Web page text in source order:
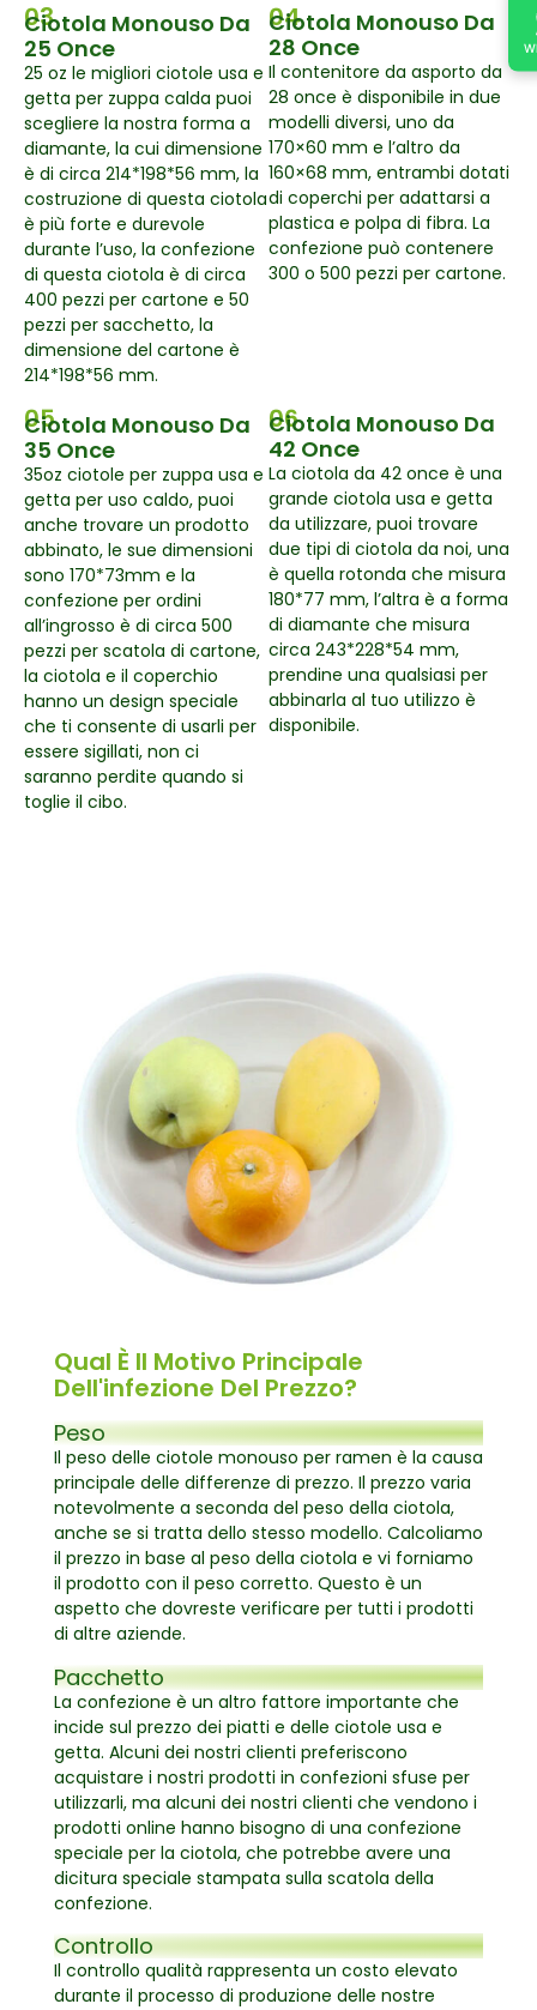
03
Ciotola Monouso Da
25 Once
25 oz le migliori ciotole usa e
getta per zuppa calda puoi
scegliere la nostra forma a
diamante, la cui dimensione
è di circa 214*198*56 mm, la
costruzione di questa ciotola
è più forte e durevole
durante l’uso, la confezione
di questa ciotola è di circa
400 pezzi per cartone e 50
pezzi per sacchetto, la
dimensione del cartone è
214*198*56 mm.
04
Ciotola Monouso Da
28 Once
Il contenitore da asporto da
28 once è disponibile in due
modelli diversi, uno da
170×60 mm e l’altro da
160×68 mm, entrambi dotati
di coperchi per adattarsi a
plastica e polpa di fibra. La
confezione può contenere
300 o 500 pezzi per cartone.
05
Ciotola Monouso Da
35 Once
35oz ciotole per zuppa usa e
getta per uso caldo, puoi
anche trovare un prodotto
abbinato, le sue dimensioni
sono 170*73mm e la
confezione per ordini
all’ingrosso è di circa 500
pezzi per scatola di cartone,
la ciotola e il coperchio
hanno un design speciale
che ti consente di usarli per
essere sigillati, non ci
saranno perdite quando si
toglie il cibo.
06
Ciotola Monouso Da
42 Once
La ciotola da 42 once è una
grande ciotola usa e getta
da utilizzare, puoi trovare
due tipi di ciotola da noi, una
è quella rotonda che misura
180*77 mm, l’altra è a forma
di diamante che misura
circa 243*228*54 mm,
prendine una qualsiasi per
abbinarla al tuo utilizzo è
disponibile.
Qual È Il Motivo Principale
Dell'infezione Del Prezzo?
Peso
Il peso delle ciotole monouso per ramen è la causa
principale delle differenze di prezzo. Il prezzo varia
notevolmente a seconda del peso della ciotola,
anche se si tratta dello stesso modello. Calcoliamo
il prezzo in base al peso della ciotola e vi forniamo
il prodotto con il peso corretto. Questo è un
aspetto che dovreste verificare per tutti i prodotti
di altre aziende.
Pacchetto
La confezione è un altro fattore importante che
incide sul prezzo dei piatti e delle ciotole usa e
getta. Alcuni dei nostri clienti preferiscono
acquistare i nostri prodotti in confezioni sfuse per
utilizzarli, ma alcuni dei nostri clienti che vendono i
prodotti online hanno bisogno di una confezione
speciale per la ciotola, che potrebbe avere una
dicitura speciale stampata sulla scatola della
confezione.
Controllo
Il controllo qualità rappresenta un costo elevato
durante il processo di produzione delle nostre